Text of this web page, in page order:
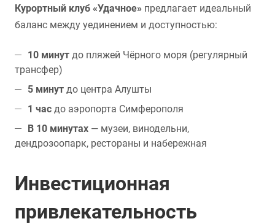
Курортный клуб «Удачное» предлагает идеальный
баланс между уединением и доступностью:
10 минут до пляжей Чёрного моря (регулярный
трансфер)
5 минут до центра Алушты
1 час до аэропорта Симферополя
В 10 минутах — музеи, винодельни,
дендрозоопарк, рестораны и набережная
Инвестиционная
привлекательность